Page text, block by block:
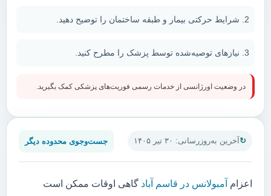
آخرین به‌روزرسانی: ۳۰ تیر ۱۴۰۵ جست‌وجوی محدوده دیگر
اعزام آمبولانس در قاسم آباد گاهی اوقات ممکن است
شرایط حرکتی بیمار و طبقه ساختمان را توضیح دهید.
نیازهای توصیه‌شده توسط پزشک را مطرح کنید.
در وضعیت اورژانسی از خدمات رسمی فوریت‌های پزشکی کمک بگیرید.